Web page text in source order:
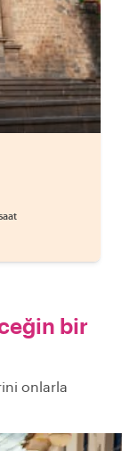
bir
onlarla